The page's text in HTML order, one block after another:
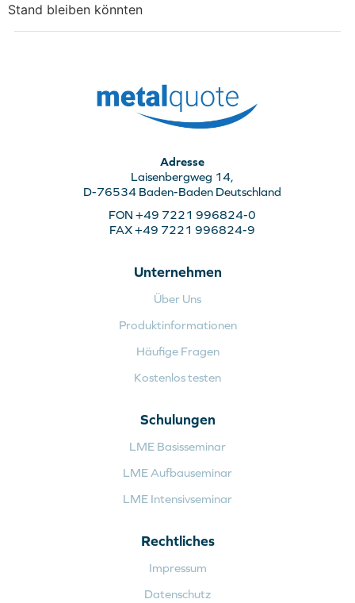
Stand bleiben könnten
Adresse
Laisenbergweg 14,
D-76534 Baden-Baden Deutschland
FON +49 7221 996824-0
FAX +49 7221 996824-9
Unternehmen
Über Uns
Produktinformationen
Häufige Fragen
Kostenlos testen
Schulungen
LME Basisseminar
LME Aufbauseminar
LME Intensivseminar
Rechtliches
Impressum
Datenschutz